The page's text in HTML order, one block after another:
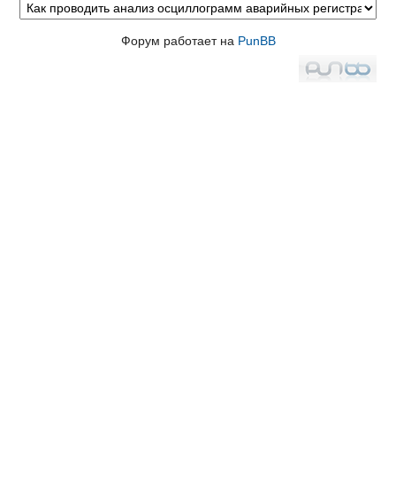
Форум работает на PunBB